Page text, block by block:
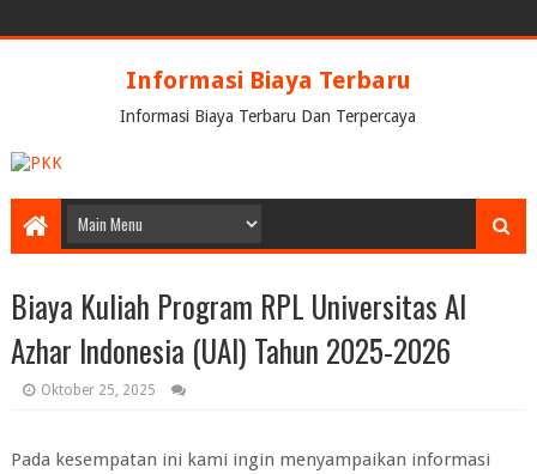
Informasi Biaya Terbaru
Informasi Biaya Terbaru Dan Terpercaya
Biaya Kuliah Program RPL Universitas Al
Azhar Indonesia (UAI) Tahun 2025-2026
Oktober 25, 2025
Pada kesempatan ini kami ingin menyampaikan informasi